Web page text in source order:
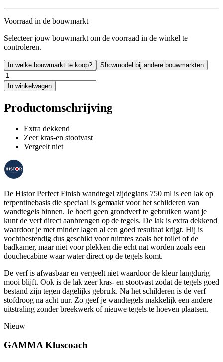
Voorraad in de bouwmarkt
Selecteer jouw bouwmarkt om de voorraad in de winkel te
controleren.
In welke bouwmarkt te koop? Showmodel bij andere bouwmarkten
In winkelwagen
Productomschrijving
Extra dekkend
Zeer kras-en stootvast
Vergeelt niet
De Histor Perfect Finish wandtegel zijdeglans 750 ml is een lak op
terpentinebasis die speciaal is gemaakt voor het schilderen van
wandtegels binnen. Je hoeft geen grondverf te gebruiken want je
kunt de verf direct aanbrengen op de tegels. De lak is extra dekkend
waardoor je met minder lagen al een goed resultaat krijgt. Hij is
vochtbestendig dus geschikt voor ruimtes zoals het toilet of de
badkamer, maar niet voor plekken die echt nat worden zoals een
douchecabine waar water direct op de tegels komt.
De verf is afwasbaar en vergeelt niet waardoor de kleur langdurig
mooi blijft. Ook is de lak zeer kras- en stootvast zodat de tegels goed
bestand zijn tegen dagelijks gebruik. Na het schilderen is de verf
stofdroog na acht uur. Zo geef je wandtegels makkelijk een andere
uitstraling zonder breekwerk of nieuwe tegels te hoeven plaatsen.
Nieuw
GAMMA Kluscoach